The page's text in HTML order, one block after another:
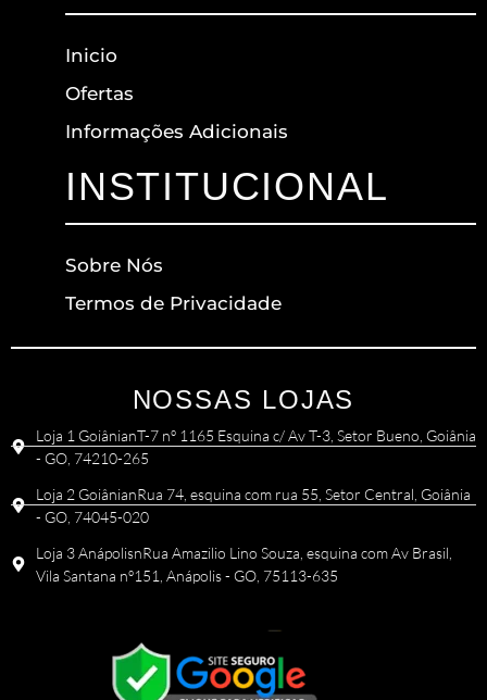
Inicio
Ofertas
Informações Adicionais
INSTITUCIONAL
Sobre Nós
Termos de Privacidade
NOSSAS LOJAS
Loja 1 GoiânianT-7 nº 1165 Esquina c/ Av T-3, Setor Bueno, Goiânia
- GO, 74210-265
Loja 2 GoiânianRua 74, esquina com rua 55, Setor Central, Goiânia
- GO, 74045-020
Loja 3 AnápolisnRua Amazilio Lino Souza, esquina com Av Brasil,
Vila Santana nº151, Anápolis - GO, 75113-635